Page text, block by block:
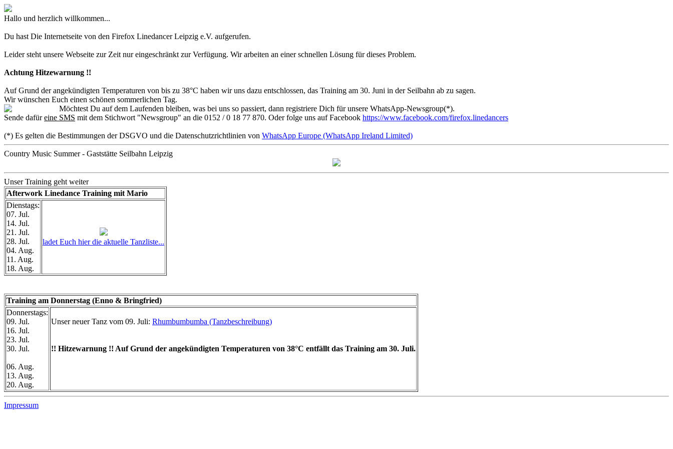
Hallo und herzlich willkommen...
Du hast Die Internetseite von den Firefox Linedancer Leipzig e.V. aufgerufen.
Leider steht unsere Webseite zur Zeit nur eingeschränkt zur Verfügung. Wir arbeiten an einer schnellen Lösung für dieses Problem.
Achtung Hitzewarnung !!
Auf Grund der angekündigten Temperaturen von bis zu 38°C haben wir uns dazu entschlossen, das Training am 30. Juni in der Seilbahn ab zu sagen.
Wir wünschen Euch einen schönen sommerlichen Tag.
Möchtest Du auf dem Laufenden bleiben, was bei uns so passiert, dann registriere Dich für unsere WhatsApp-Newsgroup(*).
Sende dafüreine SMS mit dem Stichwort "Newsgroup" an die 0152 / 0 18 77 870. Oder folge uns auf Facebook https://www.facebook.com/firefox.linedancers
(*) Es gelten die Bestimmungen der DSGVO und die Datenschutzrichtlinien von WhatsApp Europe (WhatsApp Ireland Limited)
Country Music Summer - Gaststätte Seilbahn Leipzig
Unser Training geht weiter
Afterwork Linedance Training mit Mario
Dienstags:
07. Jul.
14. Jul.
21. Jul.
28. Jul.
04. Aug.
11. Aug.
18. Aug.
ladet Euch hier die aktuelle Tanzliste...
Training am Donnerstag (Enno & Bringfried)
Donnerstags:
09. Jul.
16. Jul.
23. Jul.
30. Jul.
06. Aug.
13. Aug.
20. Aug.
Unser neuer Tanz vom 09. Juli: Rhumbumbumba (Tanzbeschreibung)
!! Hitzewarnung !! Auf Grund der angekündigten Temperaturen von 38°C entfällt das Training am 30. Juli.
Impressum